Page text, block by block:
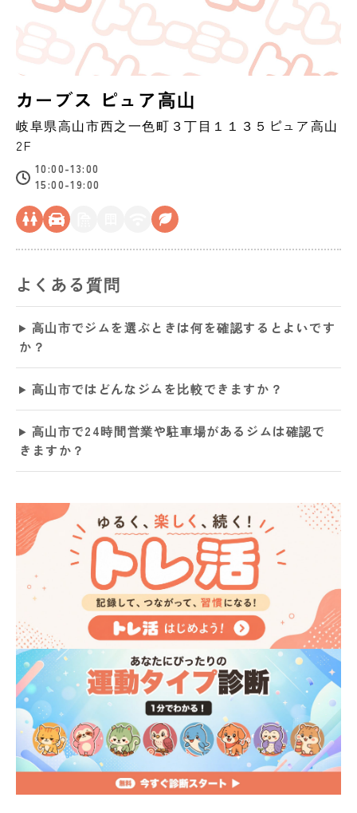
カーブス ピュア高山
岐阜県高山市西之一色町３丁目１１３５ピュア高山
2F
10:00-13:00
15:00-19:00
よくある質問
高山市でジムを選ぶときは何を確認するとよいです
か？
高山市ではどんなジムを比較できますか？
高山市で24時間営業や駐車場があるジムは確認で
きますか？